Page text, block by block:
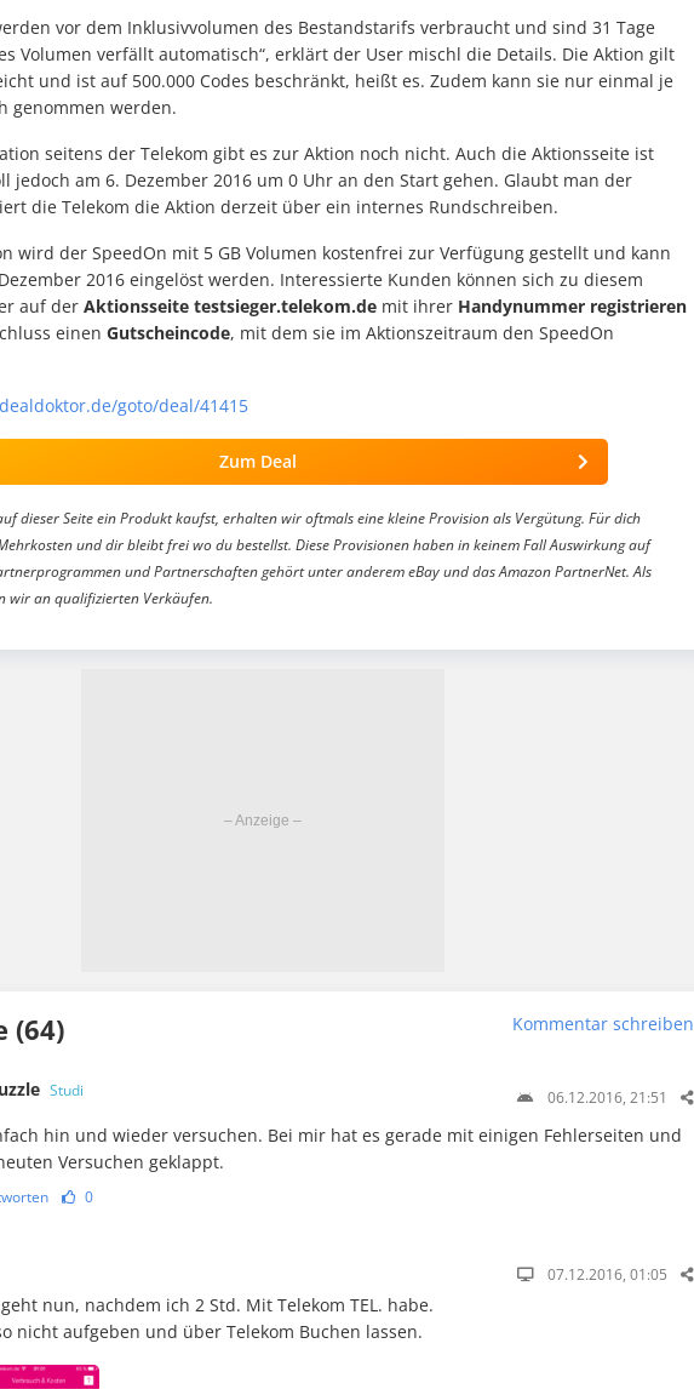
vor dem Inklusivvolumen des Bestandstarifs verbraucht und sind 31 Tage
Volumen verfällt automatisch“, erklärt der User mischl die Details. Die Aktion gilt
und ist auf 500.000 Codes beschränkt, heißt es. Zudem kann sie nur einmal je
genommen werden.
seitens der Telekom gibt es zur Aktion noch nicht. Auch die Aktionsseite ist
jedoch am 6. Dezember 2016 um 0 Uhr an den Start gehen. Glaubt man der
die Telekom die Aktion derzeit über ein internes Rundschreiben.
wird der SpeedOn mit 5 GB Volumen kostenfrei zur Verfügung gestellt und kann
2016 eingelöst werden. Interessierte Kunden können sich zu diesem
auf der Aktionsseite testsieger.telekom.de mit ihrer Handynummer registrieren
einen Gutscheincode, mit dem sie im Aktionszeitraum den SpeedOn
goto/deal/41415
Zum Deal
dieser Seite ein Produkt kaufst, erhalten wir oftmals eine kleine Provision als Vergütung. Für dich
und dir bleibt frei wo du bestellst. Diese Provisionen haben in keinem Fall Auswirkung auf
und Partnerschaften gehört unter anderem eBay und das Amazon PartnerNet. Als
wir an qualifizierten Verkäufen.
(64) Kommentar schreiben
Studi 06.12.2016, 21:51
hin und wieder versuchen. Bei mir hat es gerade mit einigen Fehlerseiten und
Versuchen geklappt.
0
07.12.2016, 01:05
geht nun, nachdem ich 2 Std. Mit Telekom TEL. habe.
nicht aufgeben und über Telekom Buchen lassen.